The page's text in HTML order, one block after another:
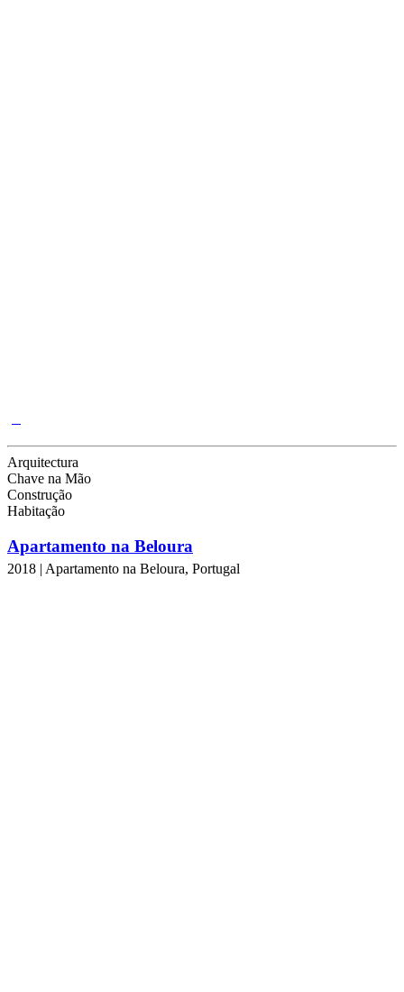
Arquitectura
Chave na Mão
Construção
Habitação
Apartamento na Beloura
2018 | Apartamento na Beloura, Portugal